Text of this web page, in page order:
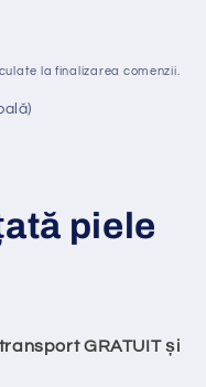
la finalizarea comenzii.
ată piele
GRATUIT și